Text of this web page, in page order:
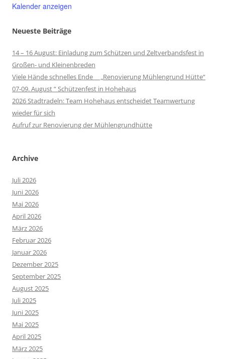
Kalender anzeigen
Neueste Beiträge
14 – 16 August: Einladung zum Schützen und Zeltverbandsfest in
Großen- und Kleinenbreden
Viele Hände schnelles Ende „Renovierung Mühlengrund Hütte“
07-09. August “ Schützenfest in Hohehaus
2026 Stadtradeln: Team Hohehaus entscheidet Teamwertung
wieder für sich
Aufruf zur Renovierung der Mühlengrundhütte
Archive
Juli 2026
Juni 2026
Mai 2026
April 2026
März 2026
Februar 2026
Januar 2026
Dezember 2025
September 2025
August 2025
Juli 2025
Juni 2025
Mai 2025
April 2025
März 2025